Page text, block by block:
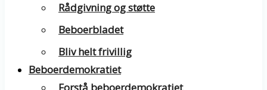
Rådgivning og støtte
Beboerbladet
Bliv helt frivillig
Beboerdemokratiet